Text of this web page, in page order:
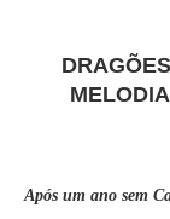
Após um ano sem